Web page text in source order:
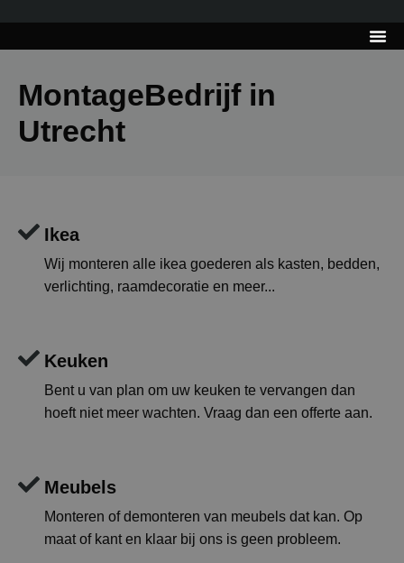
MontageBedrijf in
Utrecht
Ikea
Wij monteren alle ikea goederen als kasten, bedden,
verlichting, raamdecoratie en meer...
Keuken
Bent u van plan om uw keuken te vervangen dan
hoeft niet meer wachten. Vraag dan een offerte aan.
Meubels
Monteren of demonteren van meubels dat kan. Op
maat of kant en klaar bij ons is geen probleem.